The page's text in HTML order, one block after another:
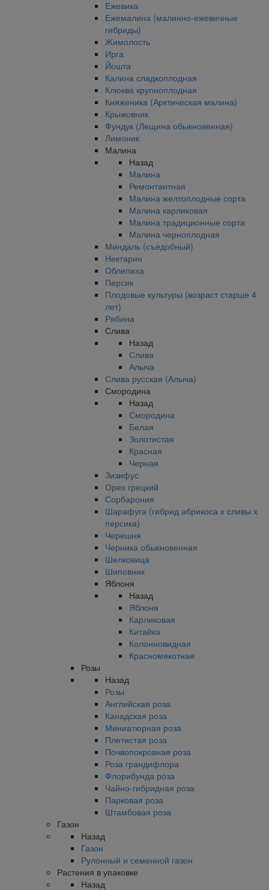
Ежевика
Ежемалина (малинно-ежевичные
гибриды)
Жимолость
Ирга
Йошта
Калина сладкоплодная
Клюква крупноплодная
Княженика (Арктическая малина)
Крыжовник
Фундук (Лещина обыкновенная)
Лимоник
Малина
Назад
Малина
Ремонтантная
Малина желтоплодные сорта
Малина карликовая
Малина традиционные сорта
Малина черноплодная
Миндаль (съедобный)
Нектарин
Облепиха
Персик
Плодовые культуры (возраст старше 4
лет)
Рябина
Слива
Назад
Слива
Алыча
Слива русская (Алыча)
Смородина
Назад
Смородина
Белая
Золотистая
Красная
Черная
Зизифус
Орех грецкий
Сорбарония
Шарафуга (гибрид абрикоса х сливы х
персика)
Черешня
Черника обыкновенная
Шелковица
Шиповник
Яблоня
Назад
Яблоня
Карликовая
Китайка
Колонновидная
Красномякотная
Розы
Назад
Розы
Английская роза
Канадская роза
Миниатюрная роза
Плетистая роза
Почвопокровная роза
Роза грандифлора
Флорибунда роза
Чайно-гибридная роза
Парковая роза
Штамбовая роза
Газон
Назад
Газон
Рулонный и семенной газон
Растения в упаковке
Назад